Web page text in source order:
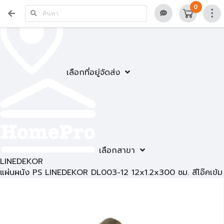
เลือกที่อยู่จัดส่ง
เลือกสาขา
0
LINEDEKOR
แผ่นผนัง PS LINEDEKOR DL003-12 12x1.2x300 ซม. สีโอ๊คเข้ม